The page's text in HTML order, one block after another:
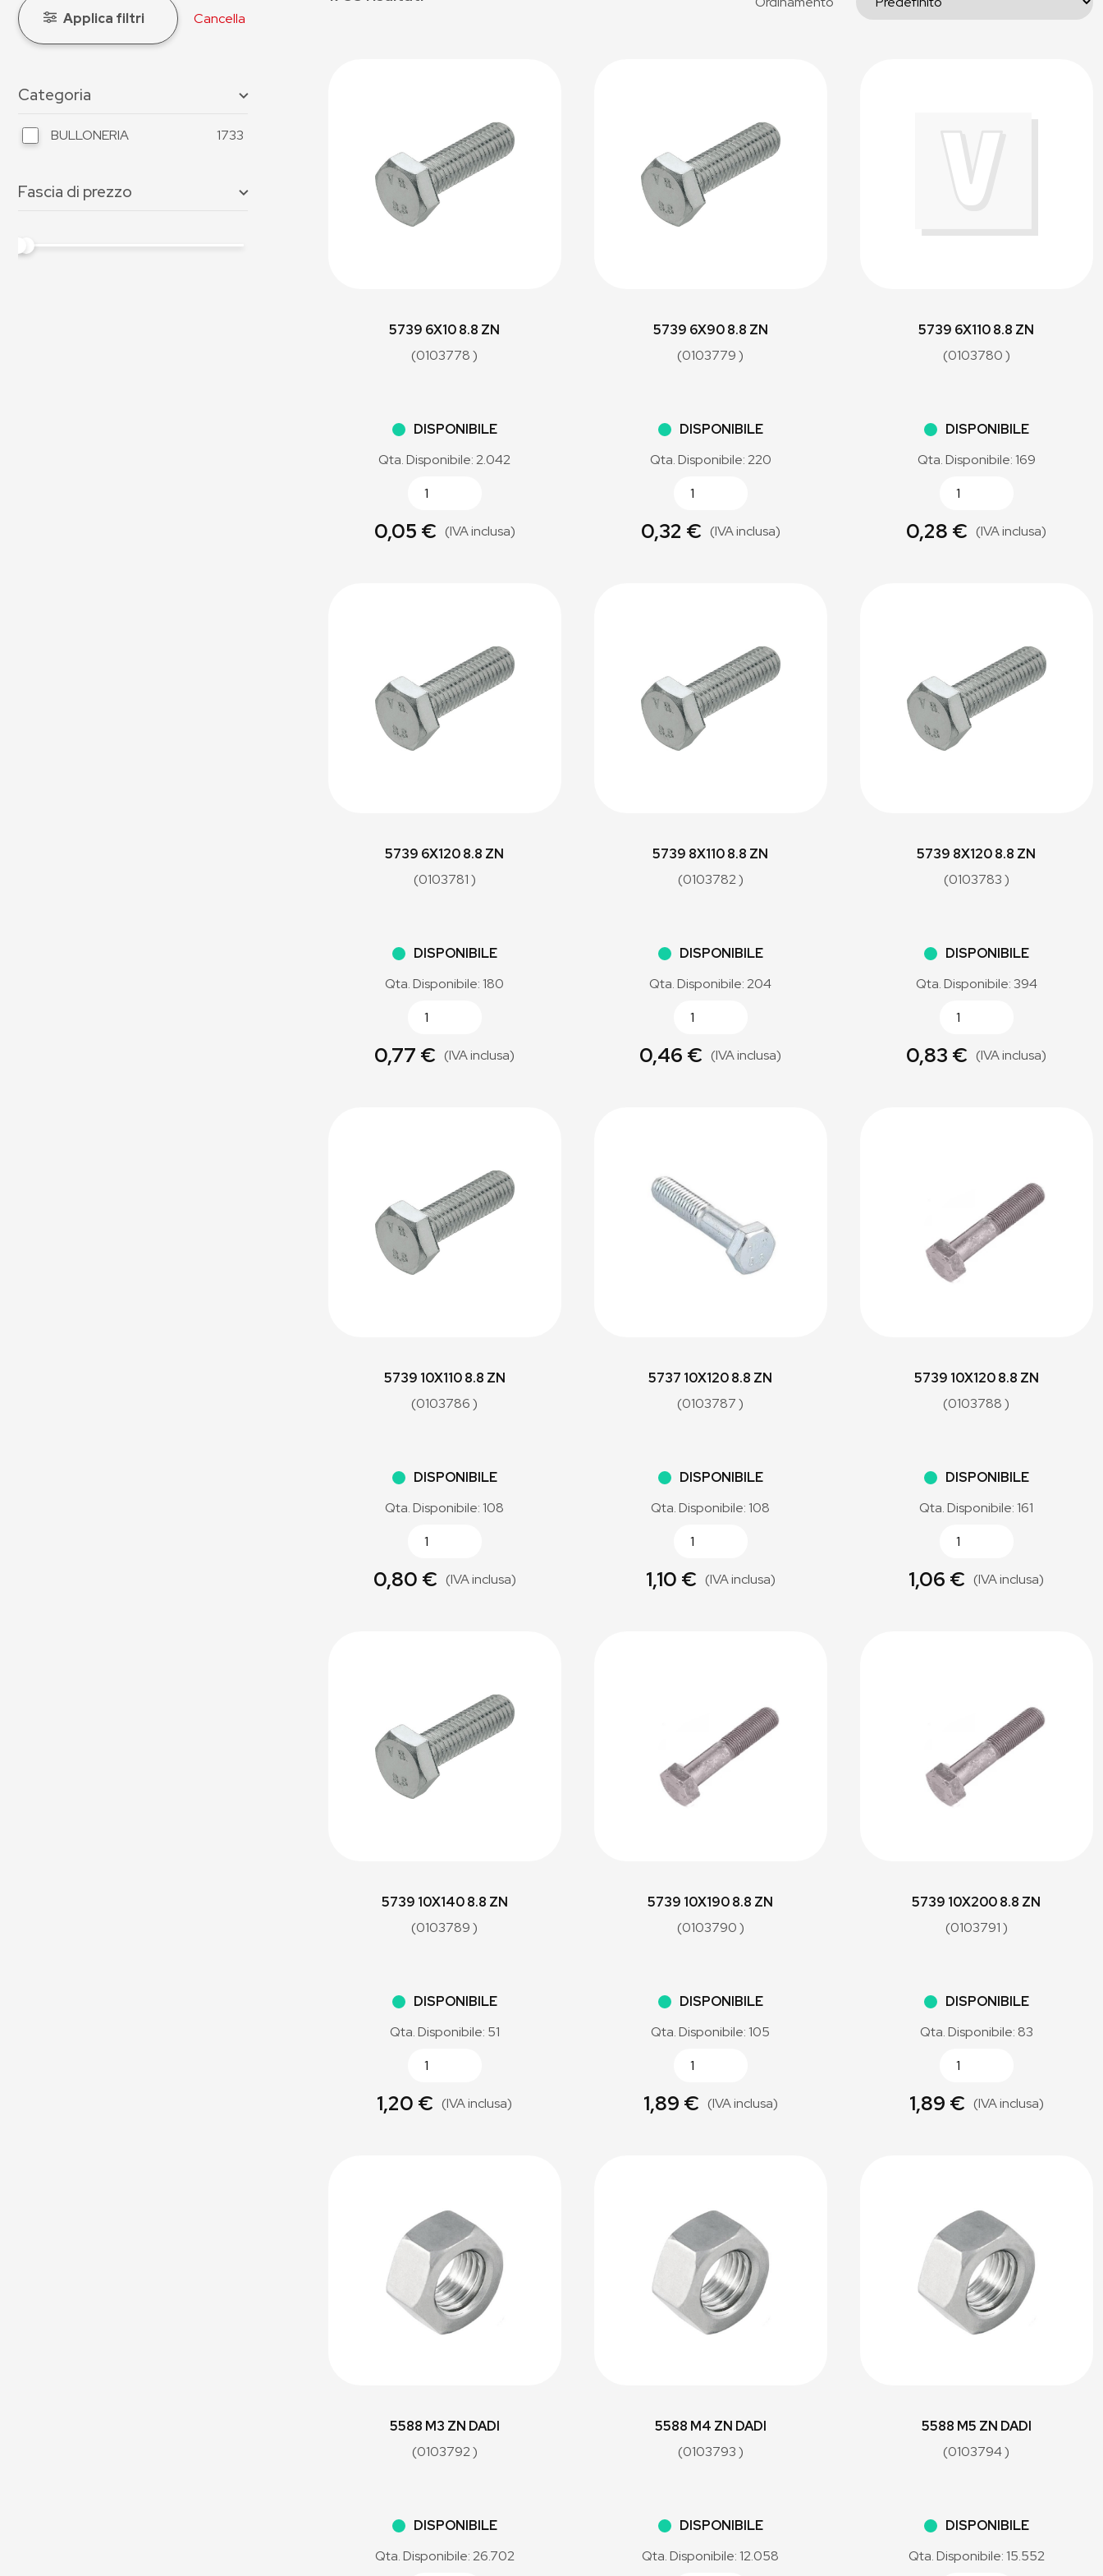
Applica filtri Cancella
Categoria
BULLONERIA 1733
Fascia di prezzo
5739 6X10 8.8 ZN
(0103778 )
DISPONIBILE
Qta. Disponibile: 2.042
0,05 € (IVA inclusa)
5739 6X90 8.8 ZN
(0103779 )
DISPONIBILE
Qta. Disponibile: 220
0,32 € (IVA inclusa)
5739 6X110 8.8 ZN
(0103780 )
DISPONIBILE
Qta. Disponibile: 169
0,28 € (IVA inclusa)
5739 6X120 8.8 ZN
(0103781 )
DISPONIBILE
Qta. Disponibile: 180
0,77 € (IVA inclusa)
5739 8X110 8.8 ZN
(0103782 )
DISPONIBILE
Qta. Disponibile: 204
0,46 € (IVA inclusa)
5739 8X120 8.8 ZN
(0103783 )
DISPONIBILE
Qta. Disponibile: 394
0,83 € (IVA inclusa)
5739 10X110 8.8 ZN
(0103786 )
DISPONIBILE
Qta. Disponibile: 108
0,80 € (IVA inclusa)
5737 10X120 8.8 ZN
(0103787 )
DISPONIBILE
Qta. Disponibile: 108
1,10 € (IVA inclusa)
5739 10X120 8.8 ZN
(0103788 )
DISPONIBILE
Qta. Disponibile: 161
1,06 € (IVA inclusa)
5739 10X140 8.8 ZN
(0103789 )
DISPONIBILE
Qta. Disponibile: 51
1,20 € (IVA inclusa)
5739 10X190 8.8 ZN
(0103790 )
DISPONIBILE
Qta. Disponibile: 105
1,89 € (IVA inclusa)
5739 10X200 8.8 ZN
(0103791 )
DISPONIBILE
Qta. Disponibile: 83
1,89 € (IVA inclusa)
5588 M3 ZN DADI
(0103792 )
DISPONIBILE
Qta. Disponibile: 26.702
5588 M4 ZN DADI
(0103793 )
DISPONIBILE
Qta. Disponibile: 12.058
5588 M5 ZN DADI
(0103794 )
DISPONIBILE
Qta. Disponibile: 15.552